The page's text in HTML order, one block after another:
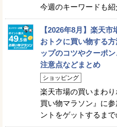
今週のキーワードも
【2026年8月】楽天
おトクに買い物する
ップのコツやクーポ
注意点などまとめ
ショッピング
楽天市場の買いまわ
買い物マラソン』に
ントをゲットするま